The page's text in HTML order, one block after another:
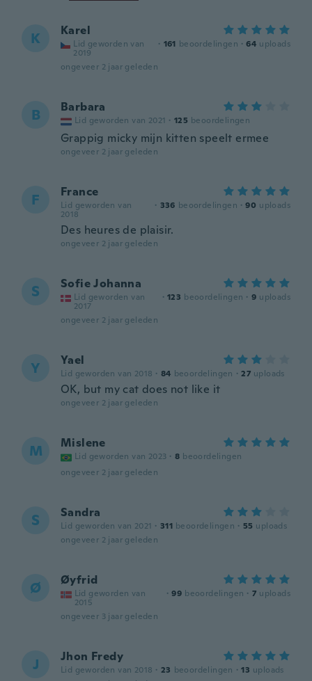
K Karel
Lid geworden van
2019
· 161 beoordelingen · 64 uploads
ongeveer 2 jaar geleden
B Barbara
Lid geworden van 2021 · 125 beoordelingen
Grappig micky mijn kitten speelt ermee
ongeveer 2 jaar geleden
F France
Lid geworden van
2018
· 336 beoordelingen · 90 uploads
Des heures de plaisir.
ongeveer 2 jaar geleden
S Sofie Johanna
Lid geworden van
2017
· 123 beoordelingen · 9 uploads
ongeveer 2 jaar geleden
Y Yael
Lid geworden van 2018 · 84 beoordelingen · 27 uploads
OK, but my cat does not like it
ongeveer 2 jaar geleden
M Mislene
Lid geworden van 2023 · 8 beoordelingen
ongeveer 2 jaar geleden
S Sandra
Lid geworden van 2021 · 311 beoordelingen · 55 uploads
ongeveer 2 jaar geleden
Ø Øyfrid
Lid geworden van
2015
· 99 beoordelingen · 7 uploads
ongeveer 3 jaar geleden
J Jhon Fredy
Lid geworden van 2018 · 23 beoordelingen · 13 uploads